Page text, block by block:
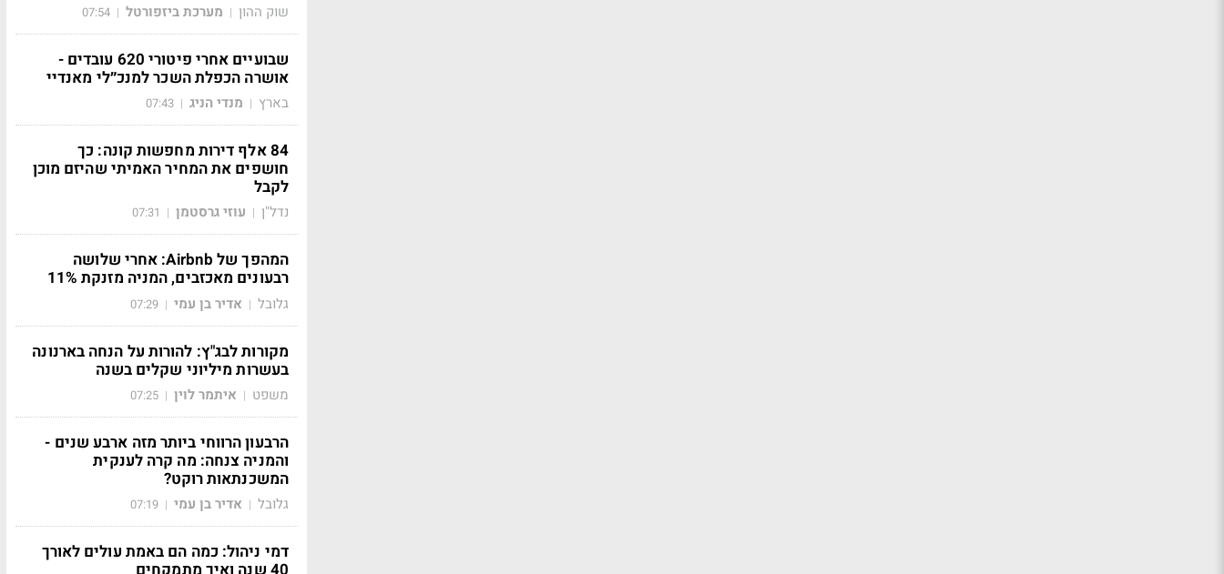
שוק ההון | מערכת ביזפורטל |
07:54
שבועיים אחרי פיטורי 620 עובדים -
אושרה הכפלת השכר למנכ״לי מאנדיי
בארץ | מנדי הניג |
07:43
84 אלף דירות מחפשות קונה: כך
חושפים את המחיר האמיתי שהיזם מוכן
לקבל
נדל"ן | עוזי גרסטמן |
07:31
המהפך של Airbnb: אחרי שלושה
רבעונים מאכזבים, המניה מזנקת 11%
גלובל | אדיר בן עמי |
07:29
מקורות לבג"ץ: להורות על הנחה בארנונה
בעשרות מיליוני שקלים בשנה
משפט | איתמר לוין |
07:25
הרבעון הרווחי ביותר מזה ארבע שנים -
והמניה צנחה: מה קרה לענקית
המשכנתאות רוקט?
גלובל | אדיר בן עמי |
07:19
דמי ניהול: כמה הם באמת עולים לאורך